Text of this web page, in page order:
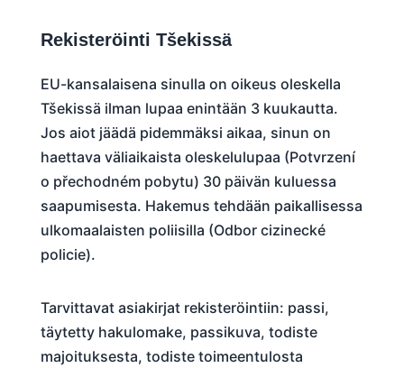
Rekisteröinti Tšekissä
EU-kansalaisena sinulla on oikeus oleskella
Tšekissä ilman lupaa enintään 3 kuukautta.
Jos aiot jäädä pidemmäksi aikaa, sinun on
haettava väliaikaista oleskelulupaa (Potvrzení
o přechodném pobytu) 30 päivän kuluessa
saapumisesta. Hakemus tehdään paikallisessa
ulkomaalaisten poliisilla (Odbor cizinecké
policie).
Tarvittavat asiakirjat rekisteröintiin: passi,
täytetty hakulomake, passikuva, todiste
majoituksesta, todiste toimeentulosta